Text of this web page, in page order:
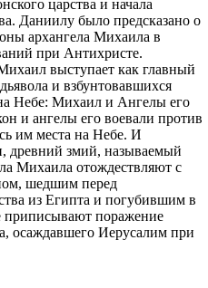
царства и начала
Даниилу было предсказано о
архангела Михаила в
при Антихристе.
выступает как главный
и взбунтовавшихся
Небе: Михаил и Ангелы его
и ангелы его воевали против
им места на Небе. И
древний змий, называемый
Михаила отождествляют с
шедшим перед
из Египта и погубившим в
поражение
осаждавшего Иерусалим при